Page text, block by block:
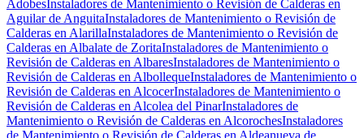
AdobesInstaladores de Mantenimiento o Revisión de Calderas en
Aguilar de AnguitaInstaladores de Mantenimiento o Revisión de
Calderas en AlarillaInstaladores de Mantenimiento o Revisión de
Calderas en Albalate de ZoritaInstaladores de Mantenimiento o
Revisión de Calderas en AlbaresInstaladores de Mantenimiento o
Revisión de Calderas en AlbollequeInstaladores de Mantenimiento o
Revisión de Calderas en AlcocerInstaladores de Mantenimiento o
Revisión de Calderas en Alcolea del PinarInstaladores de
Mantenimiento o Revisión de Calderas en AlcorochesInstaladores
de Mantenimiento o Revisión de Calderas en Aldeanueva de